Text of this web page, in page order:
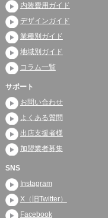
内装費用ガイド
デザインガイド
業種別ガイド
地域別ガイド
コラム一覧
サポート
お問い合わせ
よくある質問
出店支援者様
加盟業者募集
SNS
Instagram
X（旧Twitter）
Facebook